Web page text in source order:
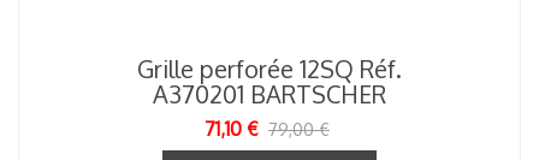
Grille perforée 12SQ Réf.
A370201 BARTSCHER
71,10 € 79,00 €